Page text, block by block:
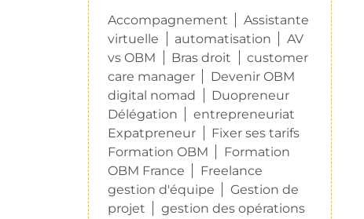
Accompagnement
Assistante
virtuelle
automatisation
AV
vs OBM
Bras droit
customer
care manager
Devenir OBM
digital nomad
Duopreneur
Délégation
entrepreneuriat
Expatpreneur
Fixer ses tarifs
Formation OBM
Formation
OBM France
Freelance
gestion d'équipe
Gestion de
projet
gestion des opérations